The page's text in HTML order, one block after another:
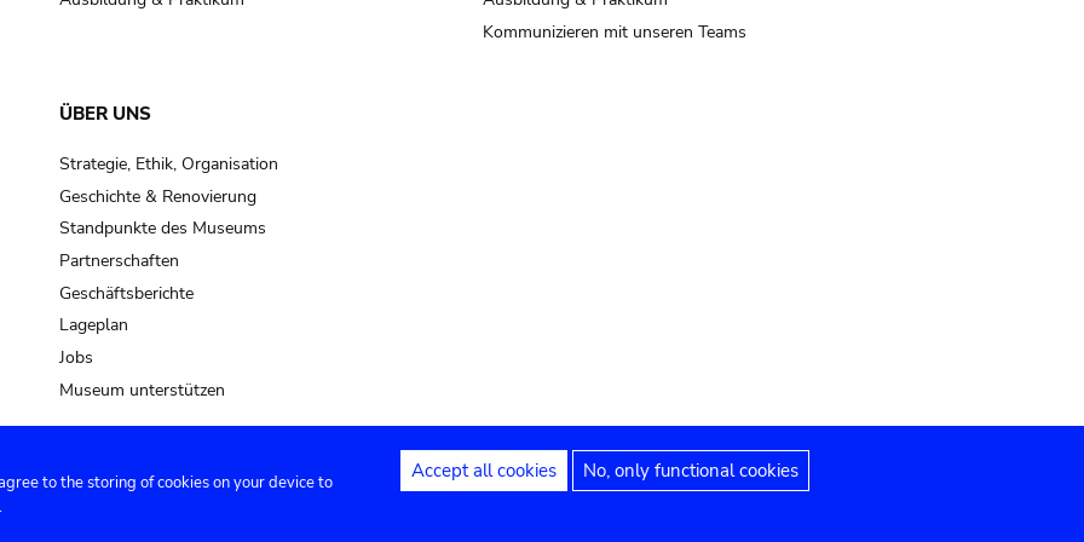
Kommunizieren mit unseren Teams
ÜBER UNS
Strategie, Ethik, Organisation
Geschichte & Renovierung
Standpunkte des Museums
Partnerschaften
Geschäftsberichte
Lageplan
Jobs
Museum unterstützen
Privacy settings Rechtliche Hinweise Erklärung zur Barrierefreiheit
to the storing of cookies on your device to
Accept all cookies No, only functional cookies